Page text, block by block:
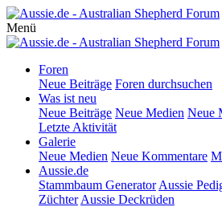
Menü
Foren
Neue Beiträge Foren durchsuchen
Was ist neu
Neue Beiträge Neue Medien Neue
Letzte Aktivität
Galerie
Neue Medien Neue Kommentare
Aussie.de
Stammbaum Generator Aussie
Züchter Aussie Deckrüden